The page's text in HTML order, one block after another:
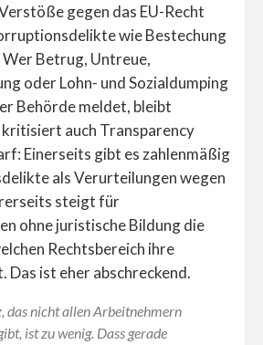
gegen das EU-Recht
wie Bestechung
Betrug, Untreue,
oder Lohn- und Sozialdumping
Behörde meldet, bleibt
auch Transparency
Einerseits gibt es zahlenmäßig
als Verurteilungen wegen
steigt für
ohne juristische Bildung die
Rechtsbereich ihre
Das ist eher abschreckend.
das nicht allen Arbeitnehmern
ist zu wenig. Dass gerade